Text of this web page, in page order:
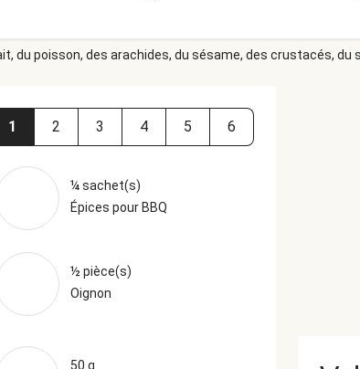
du poisson, des arachides, du sésame, des crustacés, du
1 2 3 4 5 6
¼ sachet(s)
Épices pour BBQ
½ pièce(s)
Oignon
50 g